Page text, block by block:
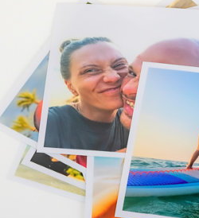
Ваш регион доставки
Выберите из списка: